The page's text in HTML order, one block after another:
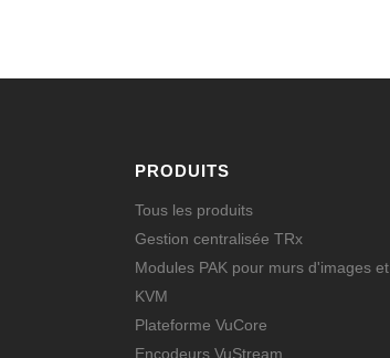
PRODUITS
Tous les produits
Gestion centralisée TRx
Modules PAK pour murs d'images et
KVM
Plateforme VuCore
Encodeurs VuStream